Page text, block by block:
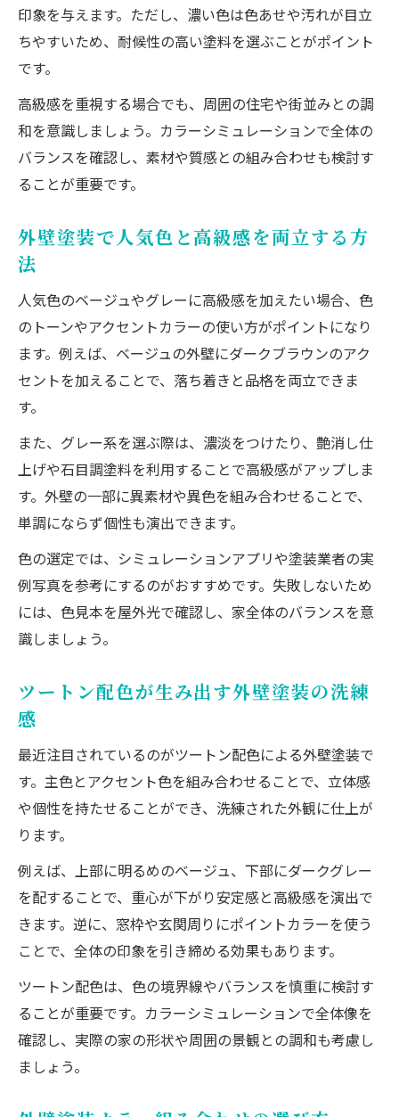
印象を与えます。ただし、濃い色は色あせや汚れが目立
ちやすいため、耐候性の高い塗料を選ぶことがポイント
です。
高級感を重視する場合でも、周囲の住宅や街並みとの調
和を意識しましょう。カラーシミュレーションで全体の
バランスを確認し、素材や質感との組み合わせも検討す
ることが重要です。
外壁塗装で人気色と高級感を両立する方
法
人気色のベージュやグレーに高級感を加えたい場合、色
のトーンやアクセントカラーの使い方がポイントになり
ます。例えば、ベージュの外壁にダークブラウンのアク
セントを加えることで、落ち着きと品格を両立できま
す。
また、グレー系を選ぶ際は、濃淡をつけたり、艶消し仕
上げや石目調塗料を利用することで高級感がアップしま
す。外壁の一部に異素材や異色を組み合わせることで、
単調にならず個性も演出できます。
色の選定では、シミュレーションアプリや塗装業者の実
例写真を参考にするのがおすすめです。失敗しないため
には、色見本を屋外光で確認し、家全体のバランスを意
識しましょう。
ツートン配色が生み出す外壁塗装の洗練
感
最近注目されているのがツートン配色による外壁塗装で
す。主色とアクセント色を組み合わせることで、立体感
や個性を持たせることができ、洗練された外観に仕上が
ります。
例えば、上部に明るめのベージュ、下部にダークグレー
を配することで、重心が下がり安定感と高級感を演出で
きます。逆に、窓枠や玄関周りにポイントカラーを使う
ことで、全体の印象を引き締める効果もあります。
ツートン配色は、色の境界線やバランスを慎重に検討す
ることが重要です。カラーシミュレーションで全体像を
確認し、実際の家の形状や周囲の景観との調和も考慮し
ましょう。